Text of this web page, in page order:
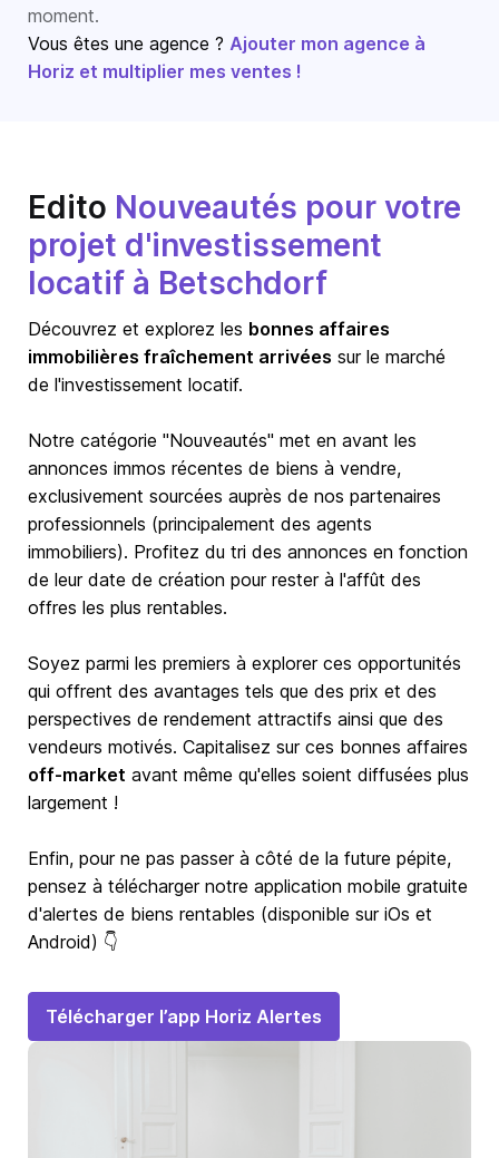
moment.
Vous êtes une agence ? Ajouter mon agence à
Horiz et multiplier mes ventes !
Edito Nouveautés pour votre
projet d'investissement
locatif à Betschdorf
Découvrez et explorez les bonnes affaires
immobilières fraîchement arrivées sur le marché
de l'investissement locatif.
Notre catégorie "Nouveautés" met en avant les
annonces immos récentes de biens à vendre,
exclusivement sourcées auprès de nos partenaires
professionnels (principalement des agents
immobiliers). Profitez du tri des annonces en fonction
de leur date de création pour rester à l'affût des
offres les plus rentables.
Soyez parmi les premiers à explorer ces opportunités
qui offrent des avantages tels que des prix et des
perspectives de rendement attractifs ainsi que des
vendeurs motivés. Capitalisez sur ces bonnes affaires
off-market avant même qu'elles soient diffusées plus
largement !
Enfin, pour ne pas passer à côté de la future pépite,
pensez à télécharger notre application mobile gratuite
d'alertes de biens rentables (disponible sur iOs et
Android) 👇
Télécharger l’app Horiz Alertes